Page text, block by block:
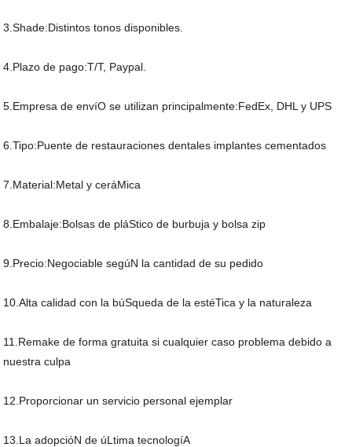
3.Shade:Distintos tonos disponibles.
4.Plazo de pago:T/T, Paypal.
5.Empresa de envíO se utilizan principalmente:FedEx, DHL y UPS
6.Tipo:Puente de restauraciones dentales implantes cementados
7.Material:Metal y ceráMica
8.Embalaje:Bolsas de pláStico de burbuja y bolsa zip
9.Precio:Negociable segúN la cantidad de su pedido
10.Alta calidad con la búSqueda de la estéTica y la naturaleza
11.Remake de forma gratuita si cualquier caso problema debido a
nuestra culpa
12.Proporcionar un servicio personal ejemplar
13.La adopcióN de úLtima tecnologíA